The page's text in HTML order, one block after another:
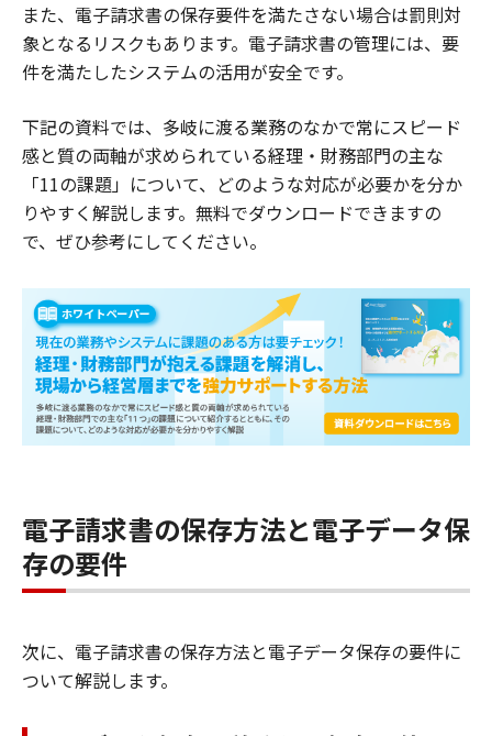
また、電子請求書の保存要件を満たさない場合は罰則対
象となるリスクもあります。電子請求書の管理には、要
件を満たしたシステムの活用が安全です。
下記の資料では、多岐に渡る業務のなかで常にスピード
感と質の両軸が求められている経理・財務部門の主な
「11の課題」について、どのような対応が必要かを分か
りやすく解説します。無料でダウンロードできますの
で、ぜひ参考にしてください。
電子請求書の保存方法と電子データ保
存の要件
次に、電子請求書の保存方法と電子データ保存の要件に
ついて解説します。